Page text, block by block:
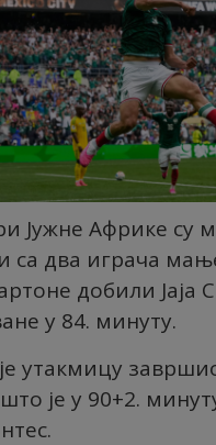
Јужне Африке су
са два играча
добили Јаја
у 84. минуту.
утакмицу
је у 90+2.